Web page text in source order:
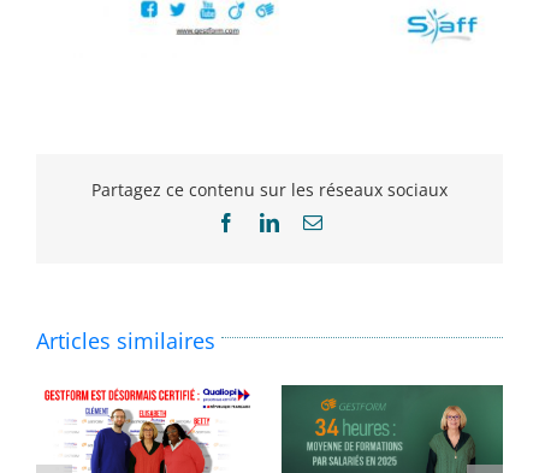
Partagez ce contenu sur les réseaux sociaux
FacebookLinkedInEmail
Articles similaires